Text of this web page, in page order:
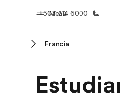
Menú
+507 214 6000
Bienvenido a EF
Francia